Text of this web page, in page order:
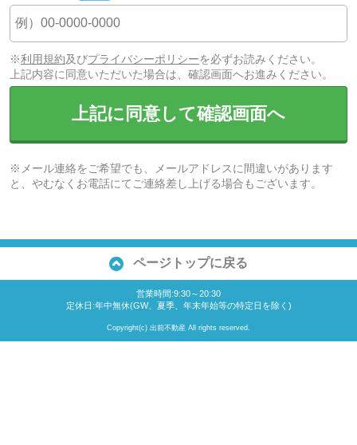
※利用規約及びプライバシーポリシーを必ずお読みください。
上記内容に同意いただいた場合は、確認画面へお進みください。
上記に同意して確認画面へ
※メール連絡をご希望でも、メールアドレスに間違いがあります
と、やむなくお電話にてご連絡差し上げる場合もございます。
ページトップに戻る
営業時間:9:30～20:30
定休日:年中無休(GW、夏季、年末年始等の特定日を除く)
Copyright(c) 出前不動産 All rights reserved.